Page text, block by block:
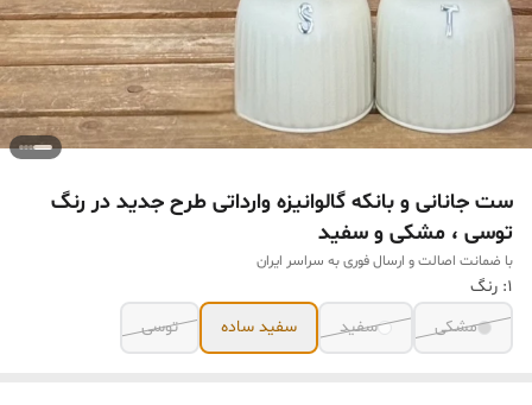
ست جانانی و بانکه گالوانیزه وارداتی طرح جدید در رنگ
توسی ، مشکی و سفید
با ضمانت اصالت و ارسال فوری به سراسر ایران
1: رنگ
مشکی
سفید سفید ساده توسی